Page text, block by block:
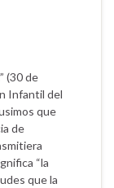
(30 de
Infantil del
que
de
“la
que la